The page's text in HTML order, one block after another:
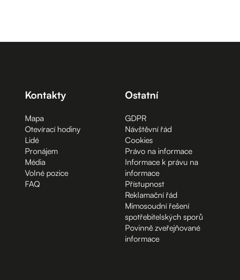
Kontakty
Mapa
Otevírací hodiny
Lidé
Pronájem
Média
Volné pozice
FAQ
Ostatní
GDPR
Návštěvní řád
Cookies
Právo na informace
Informace k právu na
informace
Přístupnost
Reklamační řád
Mimosoudní řešení
spotřebitelských sporů
Povinně zveřejňované
informace